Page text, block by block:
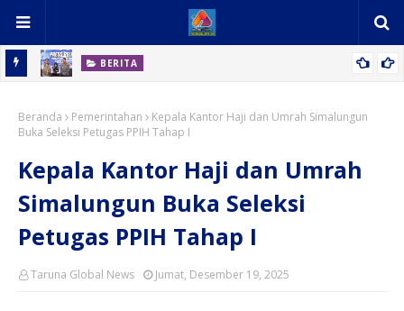
BERITA
Tangkapan
Beranda Pemerintahan
Kepala Kantor Haji dan Umrah Simalungun
Buka Seleksi Petugas PPIH Tahap I
Kepala Kantor Haji dan Umrah
Simalungun Buka Seleksi
Petugas PPIH Tahap I
Taruna Global News Jumat, Desember 19, 2025